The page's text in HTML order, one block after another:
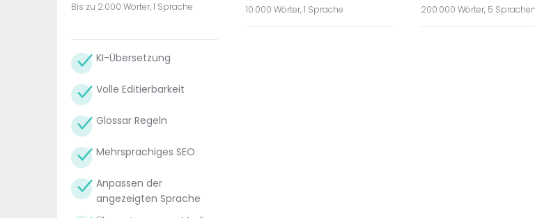
Bis zu 2.000 Wörter, 1 Sprache
KI-Übersetzung
Volle Editierbarkeit
Glossar Regeln
Mehrsprachiges SEO
Anpassen der
angezeigten Sprache
10.000 Wörter, 1 Sprache 200.000 Wörter, 5 Sprachen